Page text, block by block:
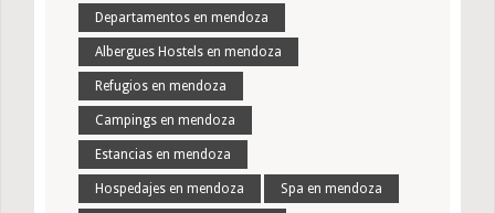
Departamentos en mendoza
Albergues Hostels en mendoza
Refugios en mendoza
Campings en mendoza
Estancias en mendoza
Hospedajes en mendoza Spa en mendoza